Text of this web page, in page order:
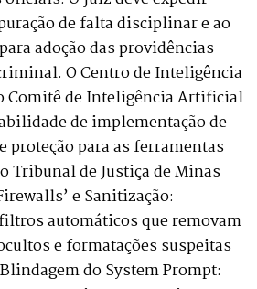
de falta disciplinar e ao
adoção das providências
O Centro de Inteligência
Comitê de Inteligência Artificial
de implementação de
proteção para as ferramentas
Tribunal de Justiça de Minas
e Sanitização:
automáticos que removam
e formatações suspeitas
do System Prompt: